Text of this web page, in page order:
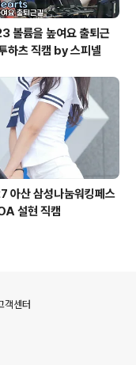
볼륨을 높여요 출퇴근
하츠 직캠 by 스피넬
아산 삼성나눔워킹페스
설현 직캠
객센터